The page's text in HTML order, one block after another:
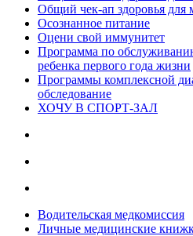
Общий чек-ап здоровья для
Осознанное питание
Оцени свой иммунитет
Программа по
ребенка первого года жизни
Программы комплексной
обследование
ХОЧУ В CПОРТ-ЗАЛ
Водительская медкомиссия
Личные медицинские